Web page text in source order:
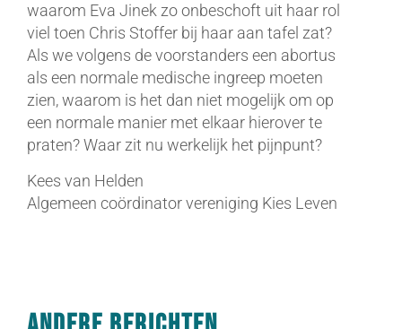
waarom Eva Jinek zo onbeschoft uit haar rol
viel toen Chris Stoffer bij haar aan tafel zat?
Als we volgens de voorstanders een abortus
als een normale medische ingreep moeten
zien, waarom is het dan niet mogelijk om op
een normale manier met elkaar hierover te
praten? Waar zit nu werkelijk het pijnpunt?
Kees van Helden
Algemeen coördinator vereniging Kies Leven